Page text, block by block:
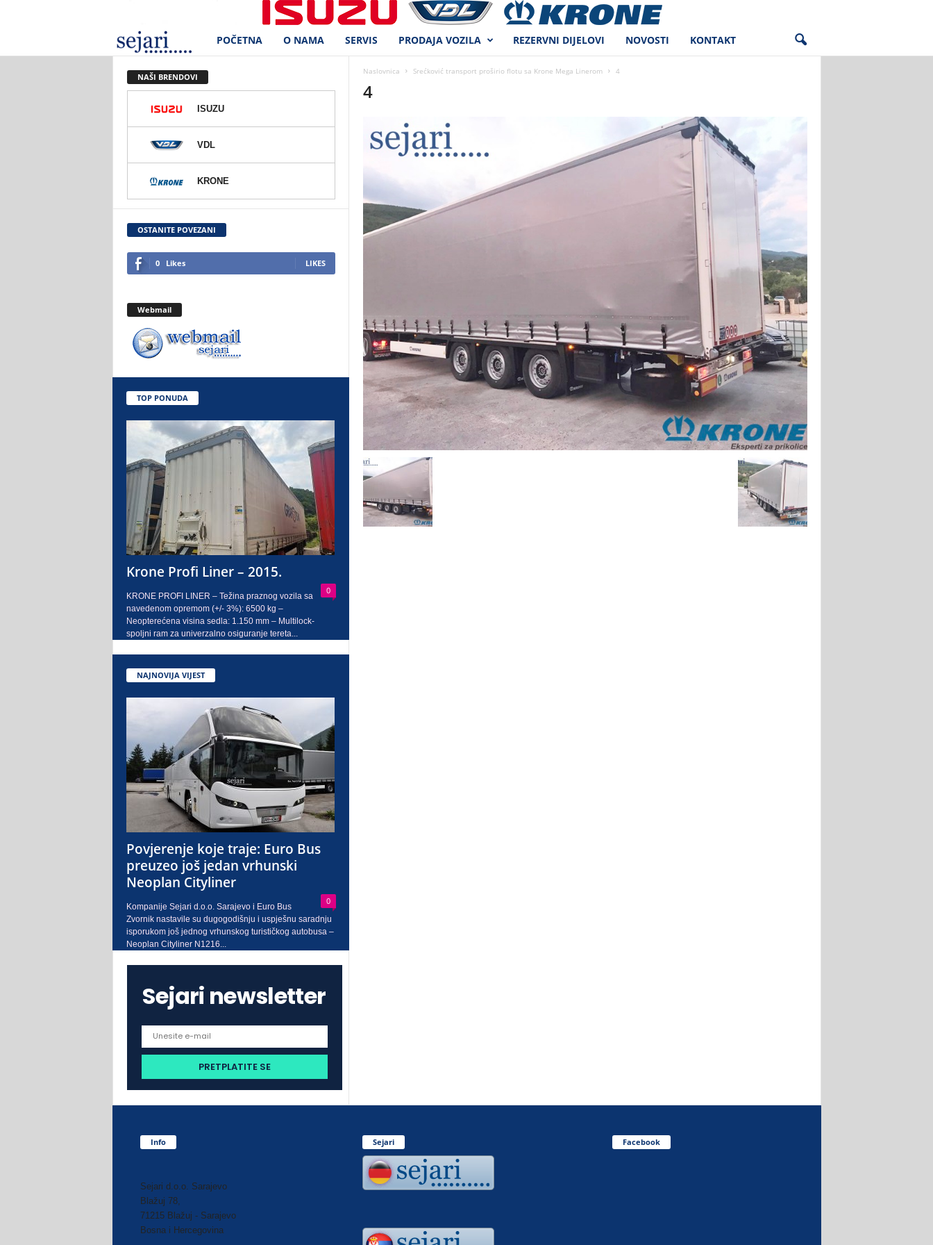
e
r
d
.
o
.
a
j
o
POČETNA O NAMA SERVIS PRODAJA VOZILA REZERVNI DIJELOVI NOVOSTI KONTAKT
Naslovnica Srećković transport proširio flotu sa Krone Mega Linerom 4
4
NAŠI BRENDOVI
ISUZU
VDL
KRONE
OSTANITE POVEZANI
0 Likes LIKES
Webmail
TOP PONUDA
Krone Profi Liner – 2015.
0
KRONE PROFI LINER – Težina praznog vozila sa
navedenom opremom (+/- 3%): 6500 kg –
Neopterećena visina sedla: 1.150 mm – Multilock-
spoljni ram za univerzalno osiguranje tereta...
NAJNOVIJA VIJEST
Povjerenje koje traje: Euro Bus
preuzeo još jedan vrhunski
Neoplan Cityliner
0
Kompanije Sejari d.o.o. Sarajevo i Euro Bus
Zvornik nastavile su dugogodišnju i uspješnu saradnju
isporukom još jednog vrhunskog turističkog autobusa –
Neoplan Cityliner N1216...
Sejari newsletter
Info
Sejari d.o.o. Sarajevo
Blažuj 78,
71215 Blažuj - Sarajevo
Bosna i Hercegovina
Sejari Facebook